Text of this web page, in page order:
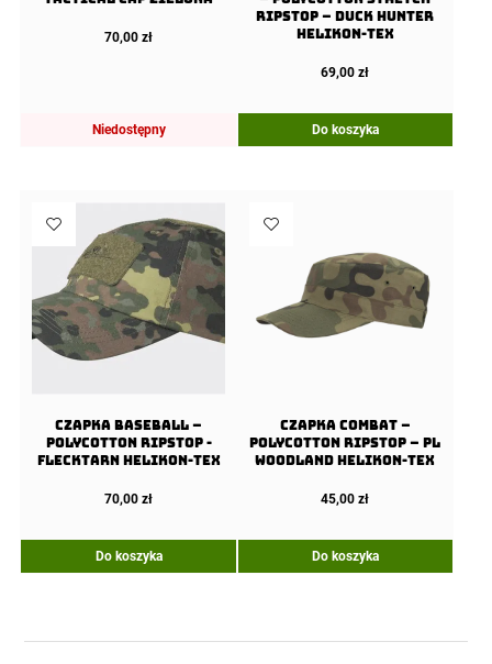
70,00zł
Niedostępny
Ripstop – Duck Hunter
Helikon-Tex
69,00zł
Do koszyka
Czapka Baseball –
PolyCotton Ripstop -
Flecktarn Helikon-Tex
70,00zł
Do koszyka
Czapka COMBAT –
PolyCotton Ripstop – PL
Woodland Helikon-Tex
45,00zł
Do koszyka